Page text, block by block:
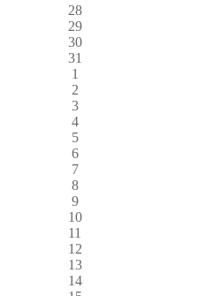
28
29
30
31
1
2
3
4
5
6
7
8
9
10
11
12
13
14